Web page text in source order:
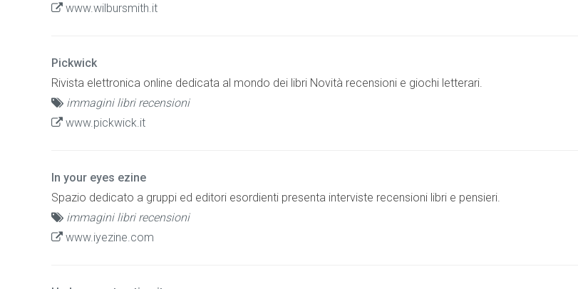
www.wilbursmith.it
Pickwick
Rivista elettronica online dedicata al mondo dei libri Novità recensioni e giochi letterari.
immagini libri recensioni
www.pickwick.it
In your eyes ezine
Spazio dedicato a gruppi ed editori esordienti presenta interviste recensioni libri e pensieri.
immagini libri recensioni
www.iyezine.com